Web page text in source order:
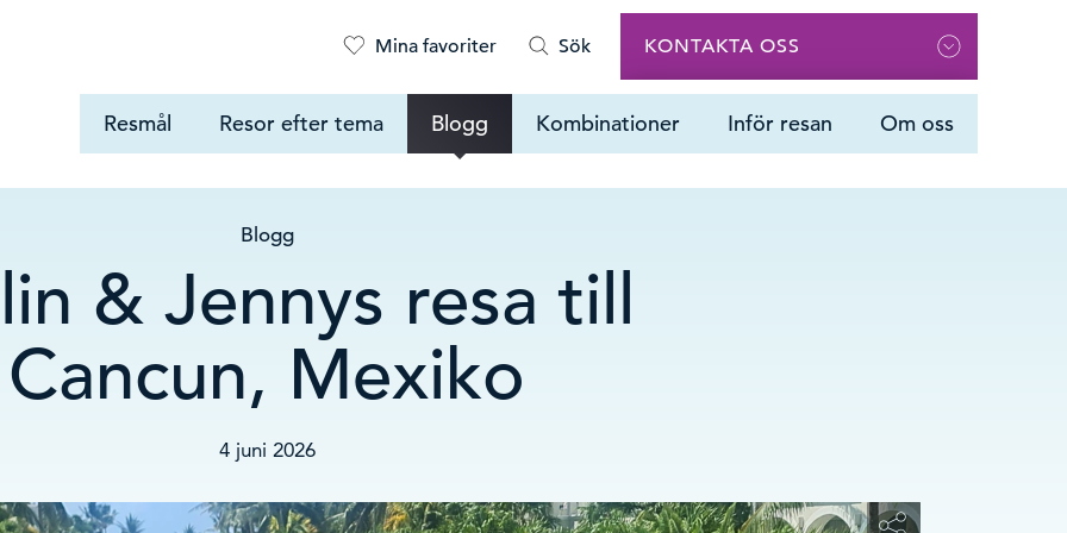
Resmål Resor efter tema Blogg Kombinationer Inför resan Om oss
Mina favoriter Sök KONTAKTA OSS
Ring oss
08 505 359 00
Vi har öppet måndag – fredag 09.00-
& Jennys resa till
Cancun, Mexiko
Blogg
4 juni 2026